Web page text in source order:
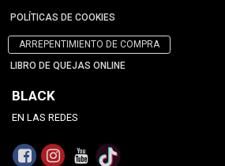
POLÍTICAS DE COOKIES
ARREPENTIMIENTO DE COMPRA
LIBRO DE QUEJAS ONLINE
BLACK
EN LAS REDES